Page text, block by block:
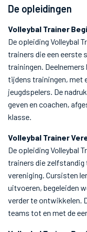
De opleidingen
Volleybal Trainer
De opleiding Volleybal
trainers die een eerste
trainingen. Deelnemers
tijdens trainingen, met
jeugdspelers. De
geven en coachen,
klasse.
Volleybal Trainer
De opleiding Volleybal
trainers die zelfstandig
vereniging. Cursisten
uitvoeren, begeleiden
verder te ontwikkelen.
teams tot en met de